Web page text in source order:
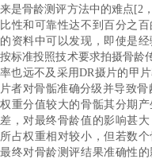
来是骨龄测评方法中的难点 [2
比性和可靠性达不到百分之
的资料中可以发现，即使是
按标准投照技术要求拍摄骨龄
率也远不及采用DR摄片的甲
片者对骨骺准确分级并导致骨
权重分值较大的骨骺其分期
差，对最终骨龄值的影响甚
所占权重相对较小，但若数个
最终对骨龄测评结果准确性